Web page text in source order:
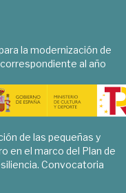
la modernización de
al año
de las pequeñas y
en el marco del Plan de
Convocatoria